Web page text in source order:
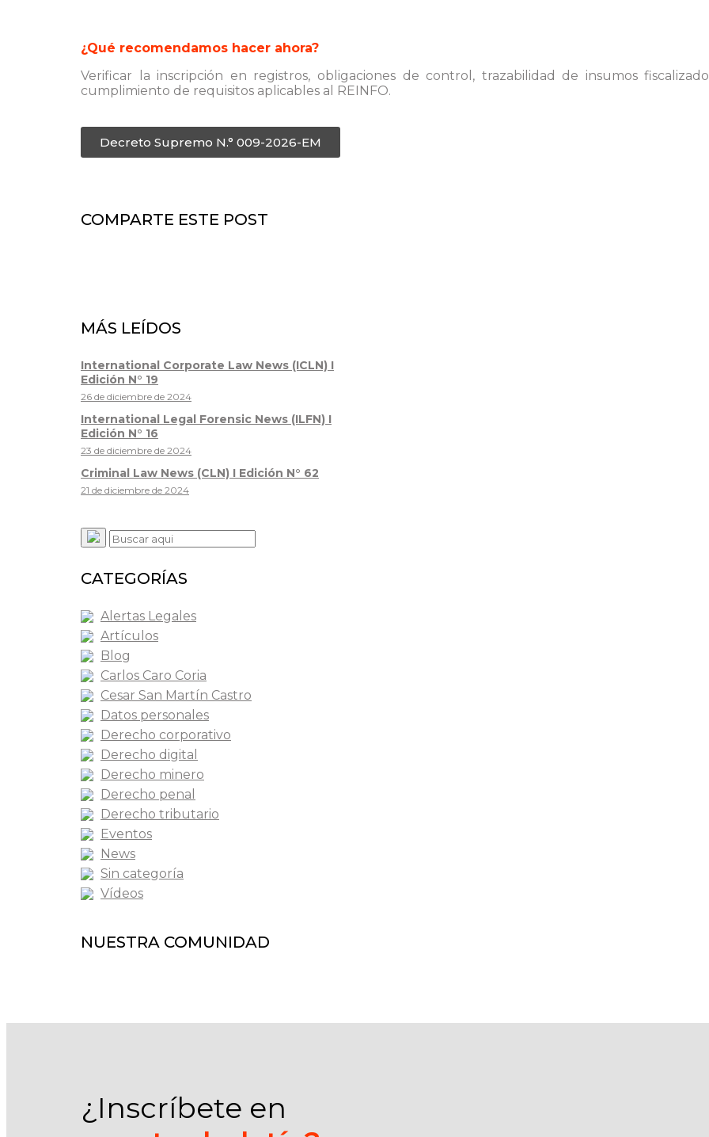
¿Qué recomendamos hacer ahora?
Verificar la inscripción en registros, obligaciones de control, trazabilidad de insumos
cumplimiento de requisitos aplicables al REINFO.
Decreto Supremo N.° 009-2026-EM
COMPARTE ESTE POST
MÁS LEÍDOS
International Corporate Law News (ICLN) I
Edición N° 19
26 de diciembre de 2024
International Legal Forensic News (ILFN) I
Edición N° 16
23 de diciembre de 2024
Criminal Law News (CLN) I Edición N° 62
21 de diciembre de 2024
CATEGORÍAS
Alertas Legales
Artículos
Blog
Carlos Caro Coria
Cesar San Martín Castro
Datos personales
Derecho corporativo
Derecho digital
Derecho minero
Derecho penal
Derecho tributario
Eventos
News
Sin categoría
Vídeos
NUESTRA COMUNIDAD
¿Inscríbete en